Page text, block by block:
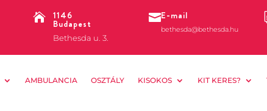
 1146
Budapest
Bethesda u. 3.
E-mail
bethesda@bethesda.hu
AMBULANCIA OSZTÁLY KISOKOS KIT KERES?